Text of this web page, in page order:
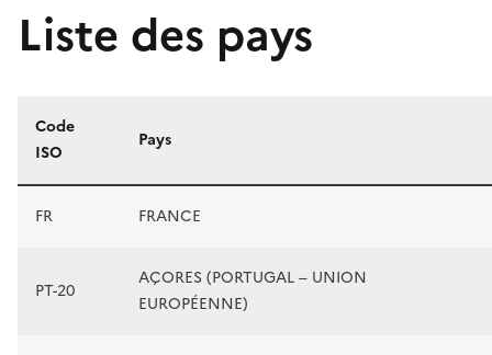
Liste des pays
Liste des pays
Code
ISO
Pays
FR FRANCE
PT-20
AÇORES (PORTUGAL – UNION
EUROPÉENNE)